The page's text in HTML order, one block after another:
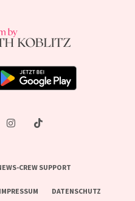
CREW SUPPORT
IMPRESSUM DATENSCHUTZ